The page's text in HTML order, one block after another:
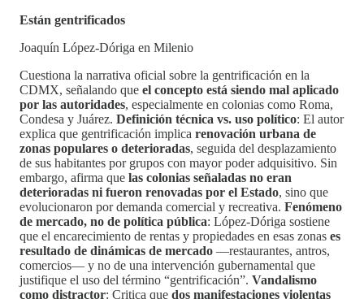
Están gentrificados
Joaquín López-Dóriga en Milenio
Cuestiona la narrativa oficial sobre la gentrificación en la
CDMX, señalando que el concepto está siendo mal aplicado
por las autoridades, especialmente en colonias como Roma,
Condesa y Juárez. Definición técnica vs. uso político: El autor
explica que gentrificación implica renovación urbana de
zonas populares o deterioradas, seguida del desplazamiento
de sus habitantes por grupos con mayor poder adquisitivo. Sin
embargo, afirma que las colonias señaladas no eran
deterioradas ni fueron renovadas por el Estado, sino que
evolucionaron por demanda comercial y recreativa. Fenómeno
de mercado, no de política pública: López-Dóriga sostiene
que el encarecimiento de rentas y propiedades en esas zonas es
resultado de dinámicas de mercado —restaurantes, antros,
comercios— y no de una intervención gubernamental que
justifique el uso del término “gentrificación”. Vandalismo
como distractor: Critica que dos manifestaciones violentas